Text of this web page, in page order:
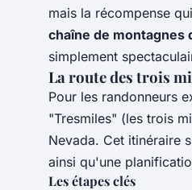
mais la récompense
chaîne de montagnes
simplement
La route des trois
Pour les randonneurs
"Tresmiles" (les trois
Nevada. Cet itinéraire
ainsi qu'une
Les étapes clés